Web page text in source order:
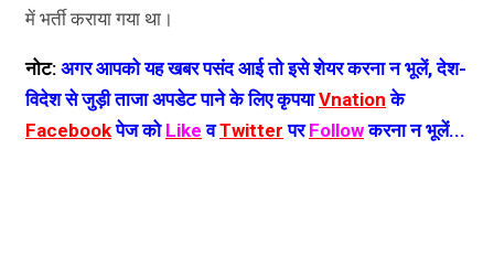
में भर्ती कराया गया था।
नोट: अगर आपको यह खबर पसंद आई तो इसे शेयर करना न भूलें, देश-
विदेश से जुड़ी ताजा अपडेट पाने के लिए कृपयाVnation के
Facebookपेज को Like वTwitter परFollowकरना न भूलें...